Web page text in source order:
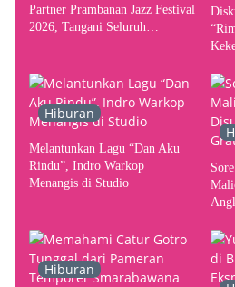
Partner Prambanan Jazz Festival
2026, Tangani Seluruh
Hiburan
Melantunkan Lagu “Dan Aku
Rindu”, Indro Warkop
Menangis di Studio
Hiburan